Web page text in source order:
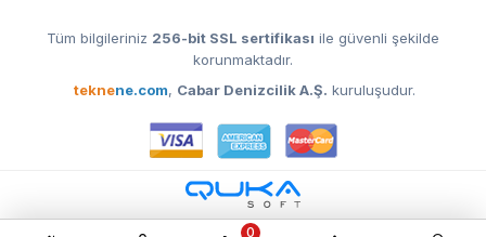
Tüm bilgileriniz 256-bit SSL sertifikası ile güvenli şekilde
korunmaktadır.
teknene.com, Cabar Denizcilik A.Ş. kuruluşudur.
0